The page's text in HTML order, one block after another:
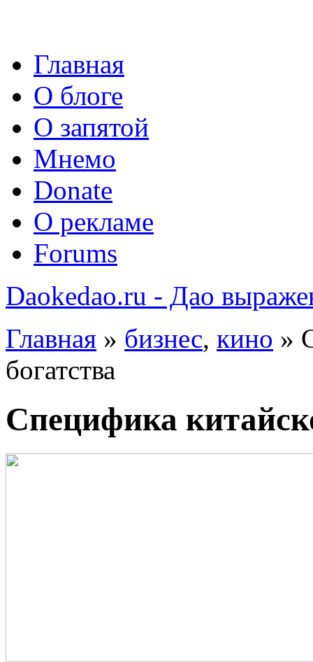
Главная
О блоге
О запятой
Мнемо
Donate
О рекламе
Forums
Daokedao.ru - Дао
Главная » бизнес, кино »
богатства
Специфика